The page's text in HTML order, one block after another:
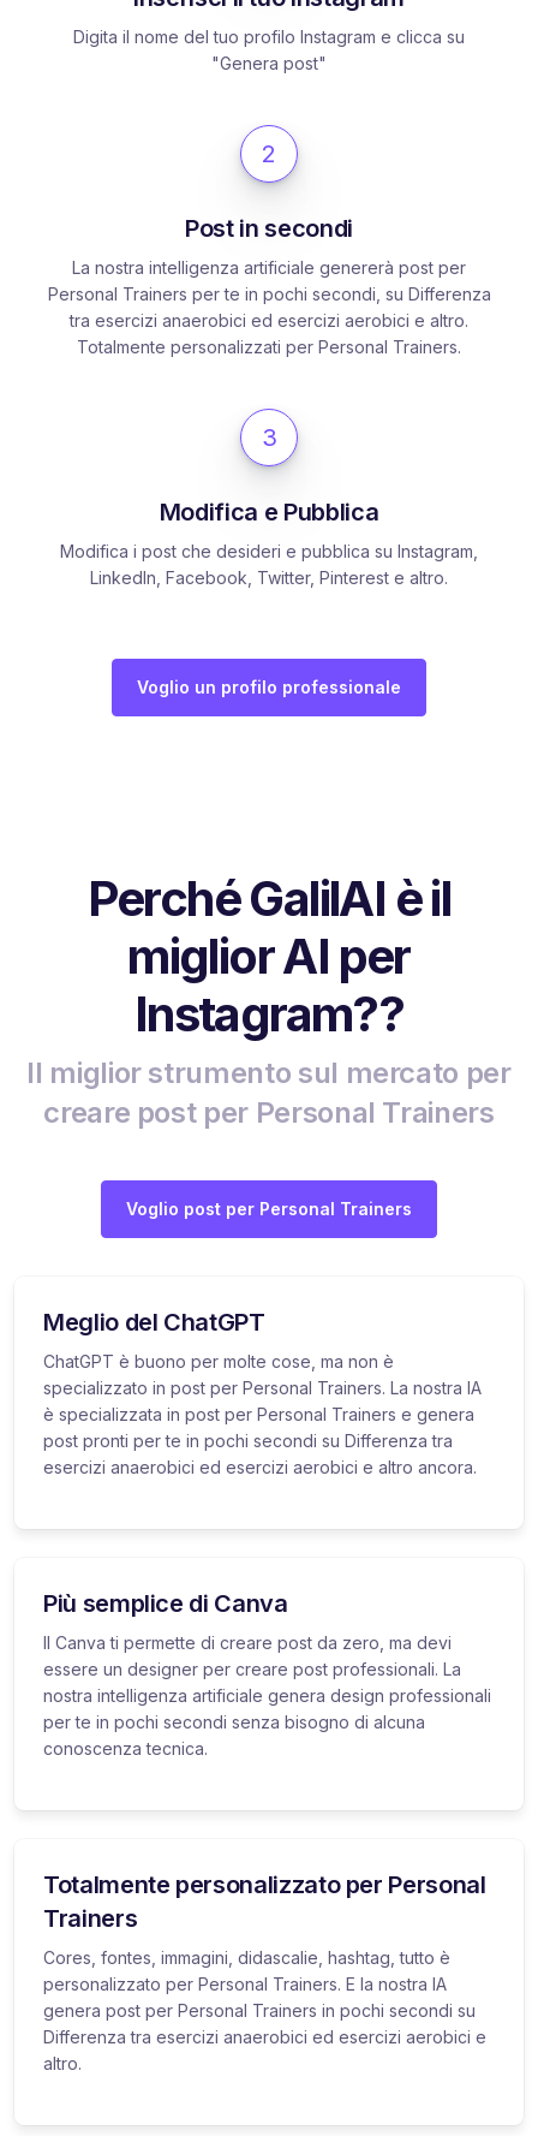
Digita il nome del tuo profilo Instagram e clicca su
"Genera post"
2
Post in secondi
La nostra intelligenza artificiale genererà post per
Personal Trainers per te in pochi secondi, su Differenza
tra esercizi anaerobici ed esercizi aerobici e altro.
Totalmente personalizzati per Personal Trainers.
3
Modifica e Pubblica
Modifica i post che desideri e pubblica su Instagram,
LinkedIn, Facebook, Twitter, Pinterest e altro.
Voglio un profilo professionale
Perché GalilAI è il
miglior AI per
Instagram??
Il miglior strumento sul mercato per
creare post per Personal Trainers
Voglio post per Personal Trainers
Meglio del ChatGPT
ChatGPT è buono per molte cose, ma non è
specializzato in post per Personal Trainers. La nostra IA
è specializzata in post per Personal Trainers e genera
post pronti per te in pochi secondi su Differenza tra
esercizi anaerobici ed esercizi aerobici e altro ancora.
Più semplice di Canva
Il Canva ti permette di creare post da zero, ma devi
essere un designer per creare post professionali. La
nostra intelligenza artificiale genera design professionali
per te in pochi secondi senza bisogno di alcuna
conoscenza tecnica.
Totalmente personalizzato per Personal
Trainers
Cores, fontes, immagini, didascalie, hashtag, tutto è
personalizzato per Personal Trainers. E la nostra IA
genera post per Personal Trainers in pochi secondi su
Differenza tra esercizi anaerobici ed esercizi aerobici e
altro.